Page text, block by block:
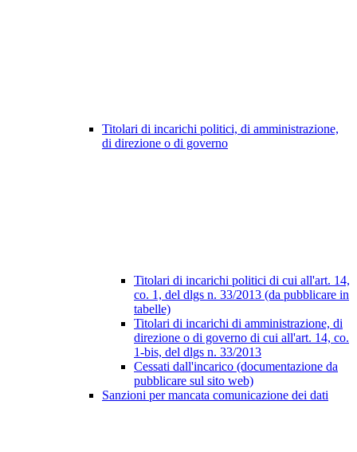
Titolari di incarichi politici, di amministrazione,
di direzione o di governo
Titolari di incarichi politici di cui all'art. 14,
co. 1, del dlgs n. 33/2013 (da pubblicare in
tabelle)
Titolari di incarichi di amministrazione, di
direzione o di governo di cui all'art. 14, co.
1-bis, del dlgs n. 33/2013
Cessati dall'incarico (documentazione da
pubblicare sul sito web)
Sanzioni per mancata comunicazione dei dati